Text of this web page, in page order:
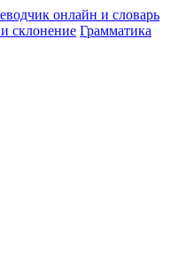
и склонение Грамматика